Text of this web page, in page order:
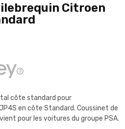
Citroen
côte standard pour
en côte Standard. Coussinet de
pour les voitures du groupe PSA.